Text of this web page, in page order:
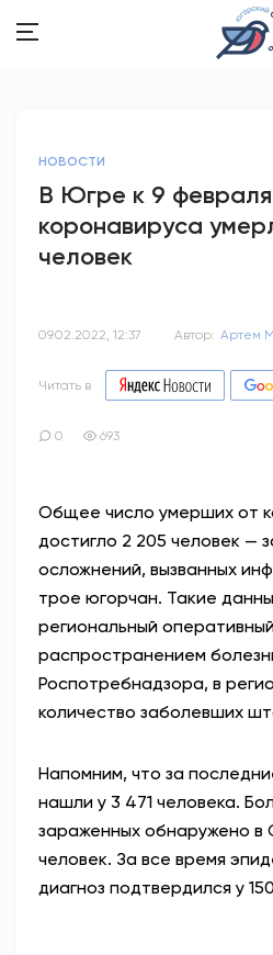
НОВОСТИ
В Югре к 9
коронавируса
человек
09.02.2022, 12:37 Автор: Артем
Читать в
0 693
Общее число умерших от
достигло 2 205 человек —
осложнений, вызванных
трое югорчан. Такие
региональный
распространением
Роспотребнадзора, в
количество заболевших
Напомним, что за
нашли у 3 471 человека.
зараженных обнаружено в
человек. За все время
диагноз подтвердился у